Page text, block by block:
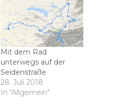
Mit dem Rad
unterwegs auf der
Seidenstraße
28. Juli 2018
In "Allgemein"